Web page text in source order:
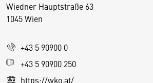
Wiedner Hauptstraße 63
1045 Wien
+43 5 90900 0
+43 5 90900 250
https://wko.at/
D
s
e
S